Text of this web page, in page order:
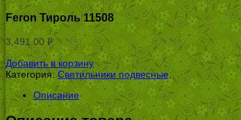
Feron Тироль 11508
3,491.00 Р
УБ.
Добавить в корзину
Категория:Светильники подвесные.
Описание